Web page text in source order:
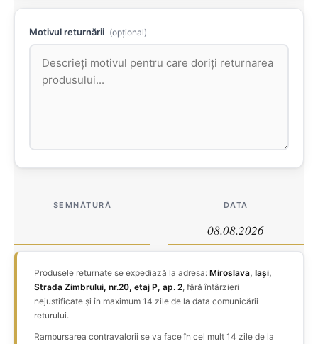
Motivul returnării (opțional)
SEMNĂTURĂ DATA
08.08.2026
Produsele returnate se expediază la adresa: Miroslava, Iași,
Strada Zimbrului, nr.20, etaj P, ap. 2 , fără întârzieri
nejustificate și în maximum 14 zile de la data comunicării
returului.
Rambursarea contravalorii se va face în cel mult 14 zile de la